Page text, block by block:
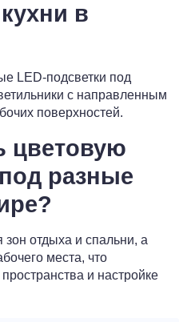
в
LED-подсветки под
с направленным
поверхностей.
цветовую
разные
отдыха и спальни, а
места, что
и настройке